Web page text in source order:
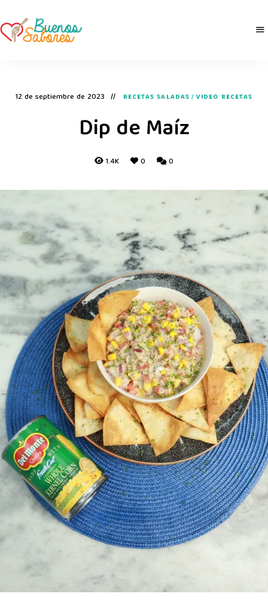
12 de septiembre de 2023 RECETAS SALADAS / VIDEO RECETAS
Dip de Maíz
1.4K 0 0